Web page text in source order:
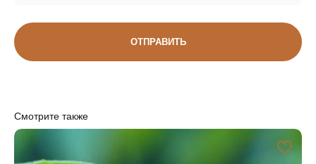
ОТПРАВИТЬ
Смотрите также
Доставка